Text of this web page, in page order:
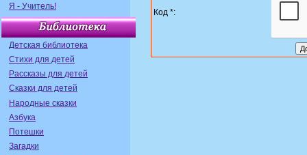
Я - Учитель!
Детская библиотека
Стихи для детей
Рассказы для детей
Сказки для детей
Народные сказки
Азбука
Потешки
Загадки
Код *: